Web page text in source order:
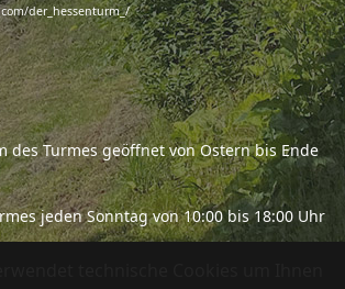
der_hessenturm_/
des Turmes geöffnet von Ostern bis Ende
jeden Sonntag von 10:00 bis 18:00 Uhr